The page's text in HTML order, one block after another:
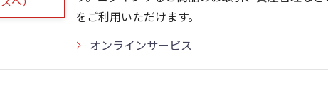
をご利用いただけます。
オンラインサービス